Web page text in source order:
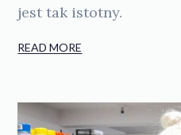
jest tak istotny.
READ MORE